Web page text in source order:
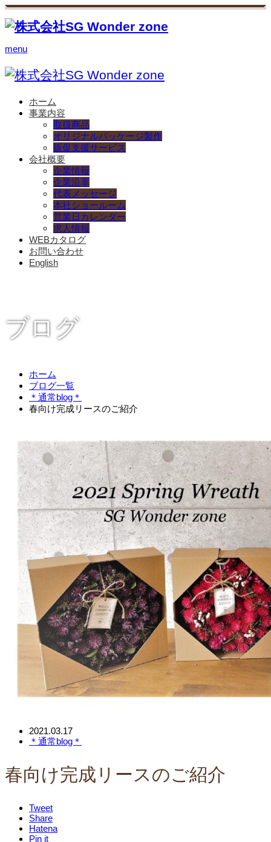
menu
ホーム
事業内容
取扱商品
オリジナルパッケージ製作
販促支援サービス
会社概要
企業情報
企業沿革
代表メッセージ
本社ショールーム
営業日カレンダー
求人情報
WEBカタログ
お問い合わせ
English
ブログ
ホーム
ブログ一覧
＊通常blog＊
春向け完成リースのご紹介
2021.03.17
＊通常blog＊
春向け完成リースのご紹介
Tweet
Share
Hatena
Pin it